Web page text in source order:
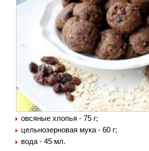
овсяные хлопья - 75 г;
цельнозерновая мука - 60 г;
вода - 45 мл.